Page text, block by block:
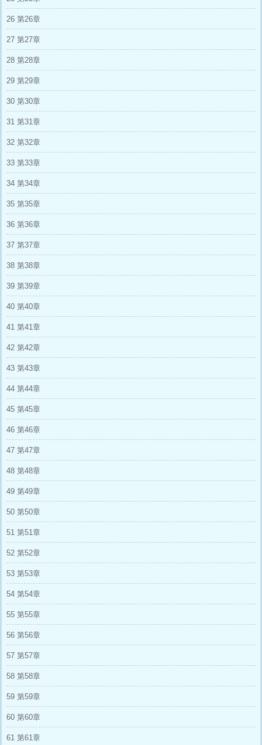
26 第26章
27 第27章
28 第28章
29 第29章
30 第30章
31 第31章
32 第32章
33 第33章
34 第34章
35 第35章
36 第36章
37 第37章
38 第38章
39 第39章
40 第40章
41 第41章
42 第42章
43 第43章
44 第44章
45 第45章
46 第46章
47 第47章
48 第48章
49 第49章
50 第50章
51 第51章
52 第52章
53 第53章
54 第54章
55 第55章
56 第56章
57 第57章
58 第58章
59 第59章
60 第60章
61 第61章